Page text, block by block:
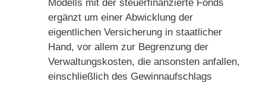
Modells mit der steuerfinanzierte Fonds
ergänzt um einer Abwicklung der
eigentlichen Versicherung in staatlicher
Hand, vor allem zur Begrenzung der
Verwaltungskosten, die ansonsten anfallen,
einschließlich des Gewinnaufschlags